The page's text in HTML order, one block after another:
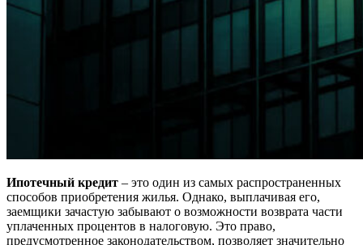
Ипотечный кредит – это один из самых распространенных
способов приобретения жилья. Однако, выплачивая его,
заемщики зачастую забывают о возможности возврата части
уплаченных процентов в налоговую. Это право,
предусмотренное законодательством, позволяет значительно